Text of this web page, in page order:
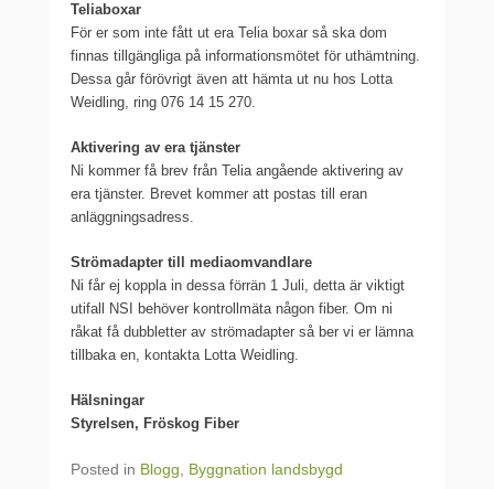
Teliaboxar
För er som inte fått ut era Telia boxar så ska dom
finnas tillgängliga på informationsmötet för uthämtning.
Dessa går förövrigt även att hämta ut nu hos Lotta
Weidling, ring 076 14 15 270.
Aktivering av era tjänster
Ni kommer få brev från Telia angående aktivering av
era tjänster. Brevet kommer att postas till eran
anläggningsadress.
Strömadapter till mediaomvandlare
Ni får ej koppla in dessa förrän 1 Juli, detta är viktigt
utifall NSI behöver kontrollmäta någon fiber. Om ni
råkat få dubbletter av strömadapter så ber vi er lämna
tillbaka en, kontakta Lotta Weidling.
Hälsningar
Styrelsen, Fröskog Fiber
Posted in Blogg Byggnation landsbygd